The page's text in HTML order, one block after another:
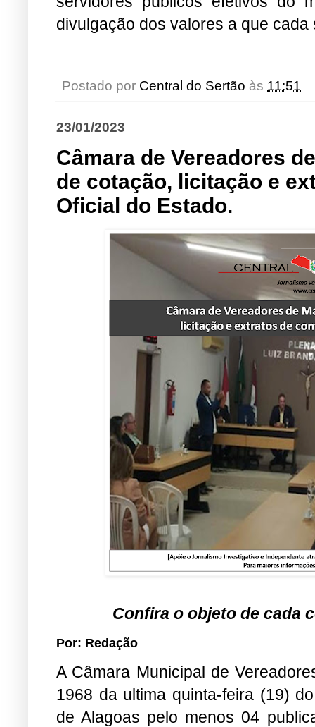
divulgação dos valores a que
Postado por Central do Sertão às 11:51
23/01/2023
Câmara de Vereadores
de cotação, licitação e
Oficial do Estado.
Confira o objeto de cada
Por: Redação
A Câmara Municipal de
1968 da ultima quinta-feira (19)
de Alagoas pelo menos 04